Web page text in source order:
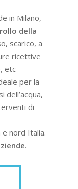
in Milano,
della
scarico, a
ricettive
etc
per la
dell’acqua,
di
nord Italia.
.